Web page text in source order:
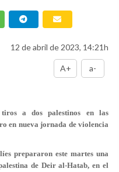
12 de abril de 2023, 14:21h
A+ a-
a dos palestinos en las
en nueva jornada de violencia
prepararon este martes una
de Deir al-Hatab, en el